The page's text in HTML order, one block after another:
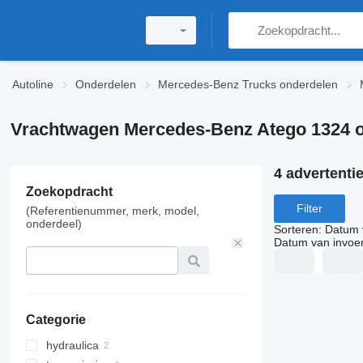
Autoline Onderdelen Mercedes-Benz Trucks onderdelen
Vrachtwagen Mercedes-Benz Atego 1324
Zoekopdracht
(Referentienummer, merk, model,
onderdeel)
Categorie
hydraulica
4
Filter
Sorteren: Datum
Datum van